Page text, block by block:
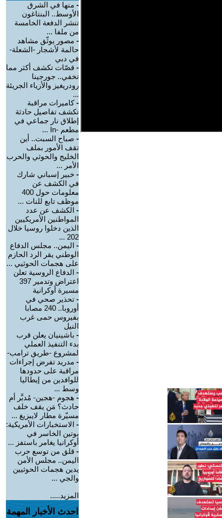
- منها في الشرق
الأوسط.. البنتاغون
تنشر الدفعة الخامسة
من ملفا ...
- مصور يوثّق مشاهد
حالمة لأشجار -الشعلة-
في دبي
- قصّات تكشف أكثر مما
تخفي.. جورجينا
رودريغيز والأزياء الجريئة
...
-كاميرات مراقبة
تكشف تفاصيل حادثة
إطلاق نار جماعي في
مطعم -In ...
- صباح السبت.. أين
تقف الأمور بملف
الخليج والحوثي والحرب
الأمر ...
- خبير إسباني شارك
في الكشف عن
معلومات حول 400
موظف تابع للنات ...
- الكشف عن عدد
المواطنين الأمريكيين
الذين دخلوا روسيا خلال
202 ...
- اليمن.. مجلس الدفاع
الوطني يقر الرد الحازم
على هجمات الحوثيي ...
- الدفاع الروسية تعلن
اعتراض وتدمير 397
مسيرة أوكرانية
- تحذير صحي في
أوروبا.. 240 مصابا
بفيروس حمى غرب
النيل
- باشينيان يعلن قرب
بدء التنفيذ العملي
لمشروع -طريق ترامب-
- مدريد تفرض إجراءات
مراقبة على حدودها
للوافدين من إيطاليا
وسط ...
- هجوم -هجين- مُدبَّر أم
حادث؟ مَن يقف خلف
مسيّرة مطار لايبزيغ ...
- الاستخبارات الأمريكية:
بوتين الخاسر في
أوكرانيا يغامر باستفز ...
- قلق من توسع حرب
اليمن.. مجلس الأمن
يدين هجمات الحوثيين
والجي ...
المزيد.....
احدث الأخبار المهمة